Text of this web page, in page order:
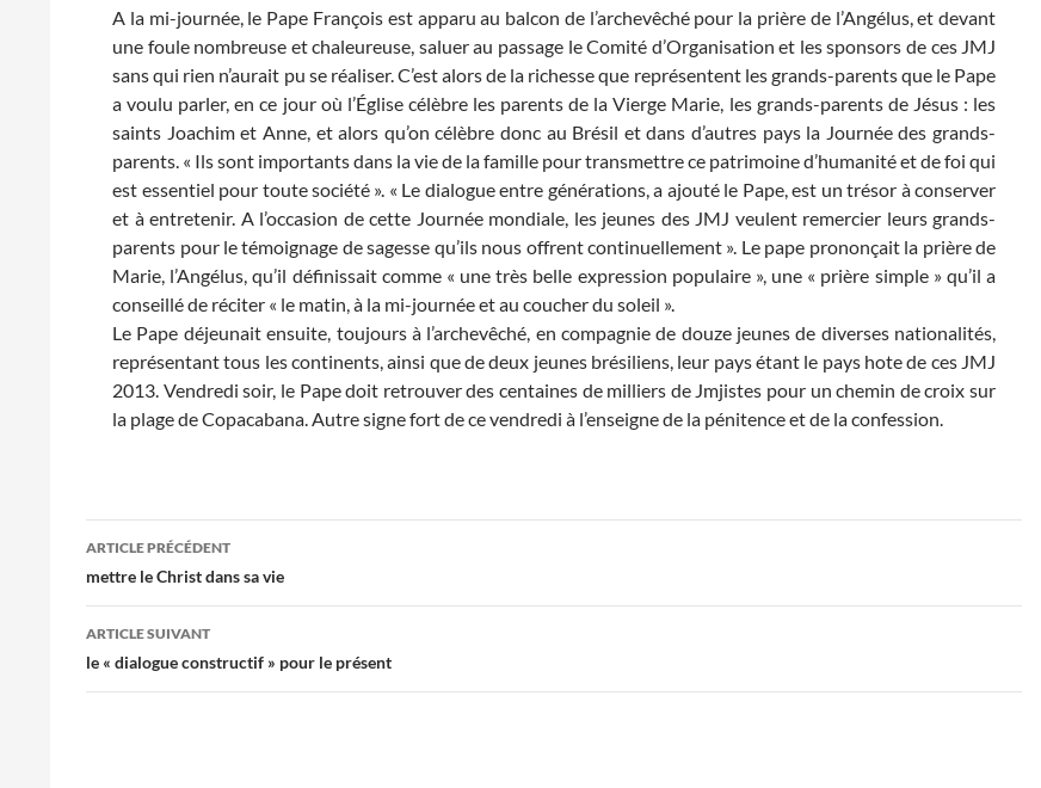
A la mi-journée, le Pape François est apparu au balcon de l’archevêché pour la prière de l’Angélus, et devant
une foule nombreuse et chaleureuse, saluer au passage le Comité d’Organisation et les sponsors de ces JMJ
sans qui rien n’aurait pu se réaliser. C’est alors de la richesse que représentent les grands-parents que le Pape
a voulu parler, en ce jour où l’Église célèbre les parents de la Vierge Marie, les grands-parents de Jésus : les
saints Joachim et Anne, et alors qu’on célèbre donc au Brésil et dans d’autres pays la Journée des grands-
parents. « Ils sont importants dans la vie de la famille pour transmettre ce patrimoine d’humanité et de foi qui
est essentiel pour toute société ». « Le dialogue entre générations, a ajouté le Pape, est un trésor à conserver
et à entretenir. A l’occasion de cette Journée mondiale, les jeunes des JMJ veulent remercier leurs grands-
parents pour le témoignage de sagesse qu’ils nous offrent continuellement ». Le pape prononçait la prière de
Marie, l’Angélus, qu’il définissait comme « une très belle expression populaire », une « prière simple » qu’il a
conseillé de réciter « le matin, à la mi-journée et au coucher du soleil ».
Le Pape déjeunait ensuite, toujours à l’archevêché, en compagnie de douze jeunes de diverses nationalités,
représentant tous les continents, ainsi que de deux jeunes brésiliens, leur pays étant le pays hote de ces JMJ
2013. Vendredi soir, le Pape doit retrouver des centaines de milliers de Jmjistes pour un chemin de croix sur
la plage de Copacabana. Autre signe fort de ce vendredi à l’enseigne de la pénitence et de la confession.
Navigation
des
articles
ARTICLE PRÉCÉDENT
mettre le Christ dans sa vie
ARTICLE SUIVANT
le « dialogue constructif » pour le présent